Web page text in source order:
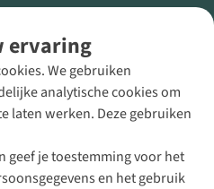
ervaring
We gebruiken
analytische cookies om
laten werken. Deze gebruiken
geef je toestemming voor het
en het gebruik